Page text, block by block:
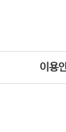
이용